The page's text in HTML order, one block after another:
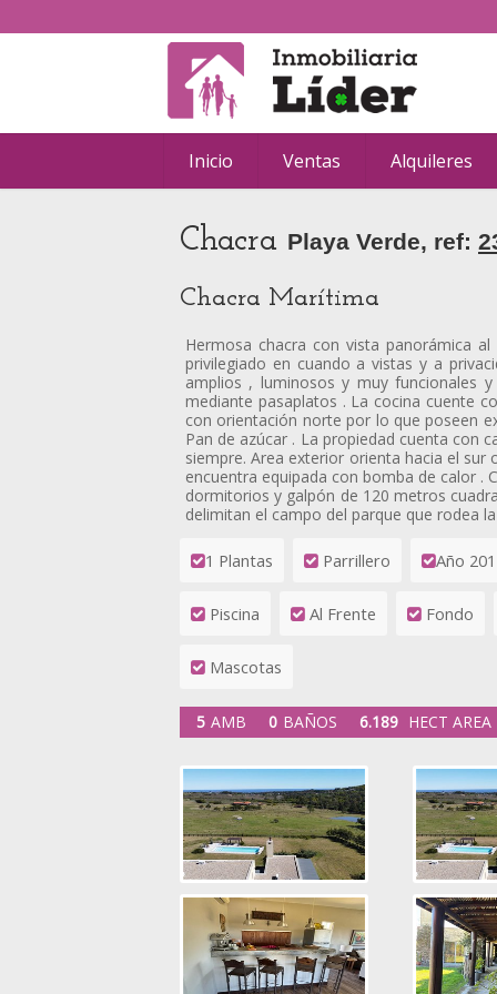
Inicio Ventas Alquileres
Chacra Playa Verde, ref:
Chacra Marítima
Hermosa chacra con vista panorámica
privilegiado en cuando a vistas y a
amplios , luminosos y muy funcionales
mediante pasaplatos . La cocina cuente
con orientación norte por lo que poseen
Pan de azúcar . La propiedad cuenta con
siempre. Area exterior orienta hacia el
encuentra equipada con bomba de calor .
dormitorios y galpón de 120 metros
delimitan el campo del parque que rodea
1 Plantas Parrillero Año
Piscina Al Frente Fondo
Mascotas
5 AMB 0 BAÑOS 6.189 HECT AREA